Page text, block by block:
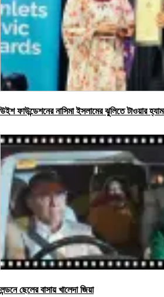
উইশ ফাউন্ডেশনের নাসিমা ইসলামের ঝুলিতে টাওয়ার
লন্ডনে ছেলের বাসায় খালেদা জিয়া